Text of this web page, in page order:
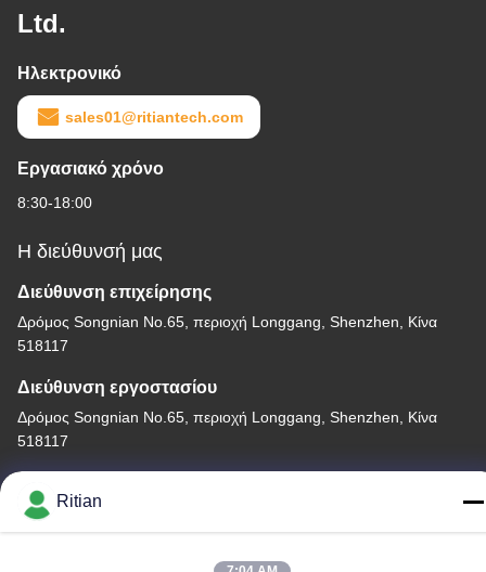
Ltd.
Ηλεκτρονικό
sales01@ritiantech.com
Εργασιακό χρόνο
8:30-18:00
Η διεύθυνσή μας
Διεύθυνση επιχείρησης
Δρόμος Songnian No.65, περιοχή Longgang, Shenzhen, Κίνα
518117
Διεύθυνση εργοστασίου
Δρόμος Songnian No.65, περιοχή Longgang, Shenzhen, Κίνα
518117
+86-755-84080323
Ritian